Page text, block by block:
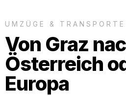
UMZÜGE & TRANSPORTE
Von Graz
Österreich
Europa